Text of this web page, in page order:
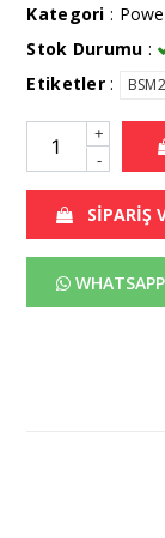
Kategori :
Stok Durumu :
Etiketler:
+
-
SİPARİŞ